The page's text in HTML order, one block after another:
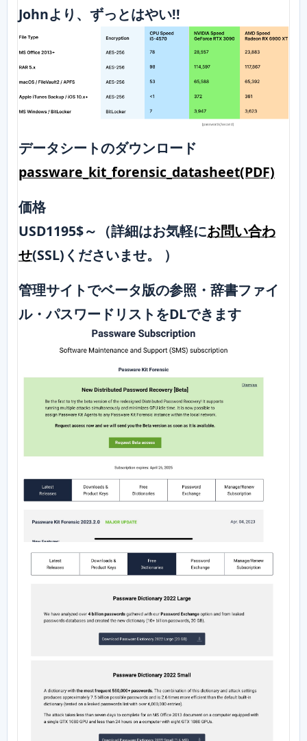
Johnより、ずっとはやい!!
データシートのダウンロード
passware_kit_forensic_datasheet(PDF)
価格
USD1195$～（詳細はお気軽にお問い合わ
せ(SSL)くださいませ。 ）
管理サイトでベータ版の参照・辞書ファイ
ル・パスワードリストをDLできます